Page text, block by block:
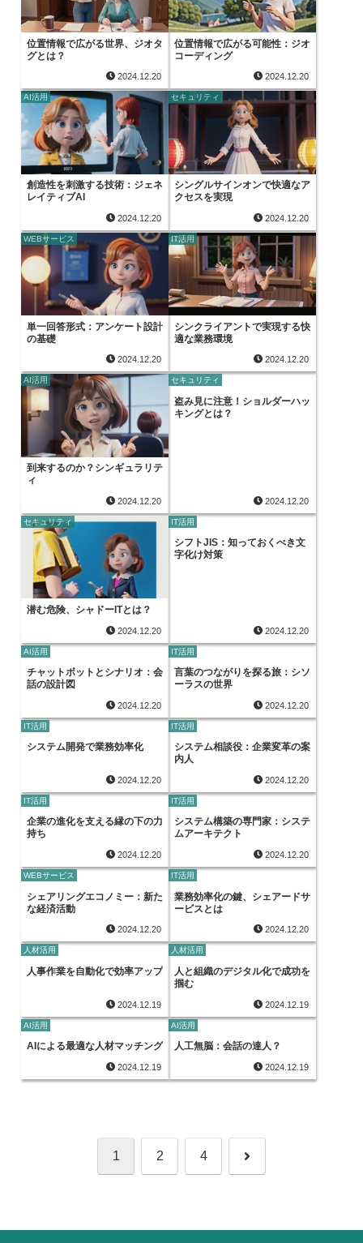
位置情報で広がる世界、ジオタ
グとは？
2024.12.20
位置情報で広がる可能性：ジオ
コーディング
2024.12.20
AI活用
創造性を刺激する技術：ジェネ
レイティブAI
2024.12.20
セキュリティ
シングルサインオンで快適なア
クセスを実現
2024.12.20
WEBサービス
単一回答形式：アンケート設計
の基礎
2024.12.20
IT活用
シンクライアントで実現する快
適な業務環境
2024.12.20
AI活用
到来するのか？シンギュラリテ
ィ
2024.12.20
セキュリティ
盗み見に注意！ショルダーハッ
キングとは？
2024.12.20
セキュリティ
潜む危険、シャドーITとは？
2024.12.20
IT活用
シフトJIS：知っておくべき文
字化け対策
2024.12.20
AI活用
チャットボットとシナリオ：会
話の設計図
2024.12.20
IT活用
言葉のつながりを探る旅：シソ
ーラスの世界
2024.12.20
IT活用
システム開発で業務効率化
2024.12.20
IT活用
システム相談役：企業変革の案
内人
2024.12.20
IT活用
企業の進化を支える縁の下の力
持ち
2024.12.20
IT活用
システム構築の専門家：システ
ムアーキテクト
2024.12.20
WEBサービス
シェアリングエコノミー：新た
な経済活動
2024.12.20
IT活用
業務効率化の鍵、シェアードサ
ービスとは
2024.12.20
人材活用
人事作業を自動化で効率アップ
2024.12.19
人材活用
人と組織のデジタル化で成功を
掴む
2024.12.19
AI活用
AIによる最適な人材マッチング
2024.12.19
AI活用
人工無脳：会話の達人？
2024.12.19
1 2 4 次